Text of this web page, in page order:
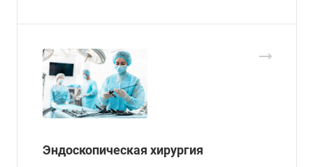
Эндоскопическая хирургия